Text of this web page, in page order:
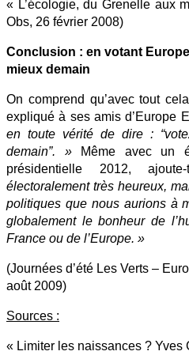
« L’écologie, du Grenelle aux
Obs, 26 février 2008)
Conclusion : en votant
mieux demain
On comprend qu’avec tout
expliqué à ses amis d’Europe
en toute vérité de dire :
demain”. »Même avec un
présidentielle 2012,
électoralement très heureux,
politiques que nous aurions à
globalement le bonheur de
France ou de l’Europe. »
(Journées d’été Les Verts –
août 2009)
Sources :
« Limiter les naissances ? Yves